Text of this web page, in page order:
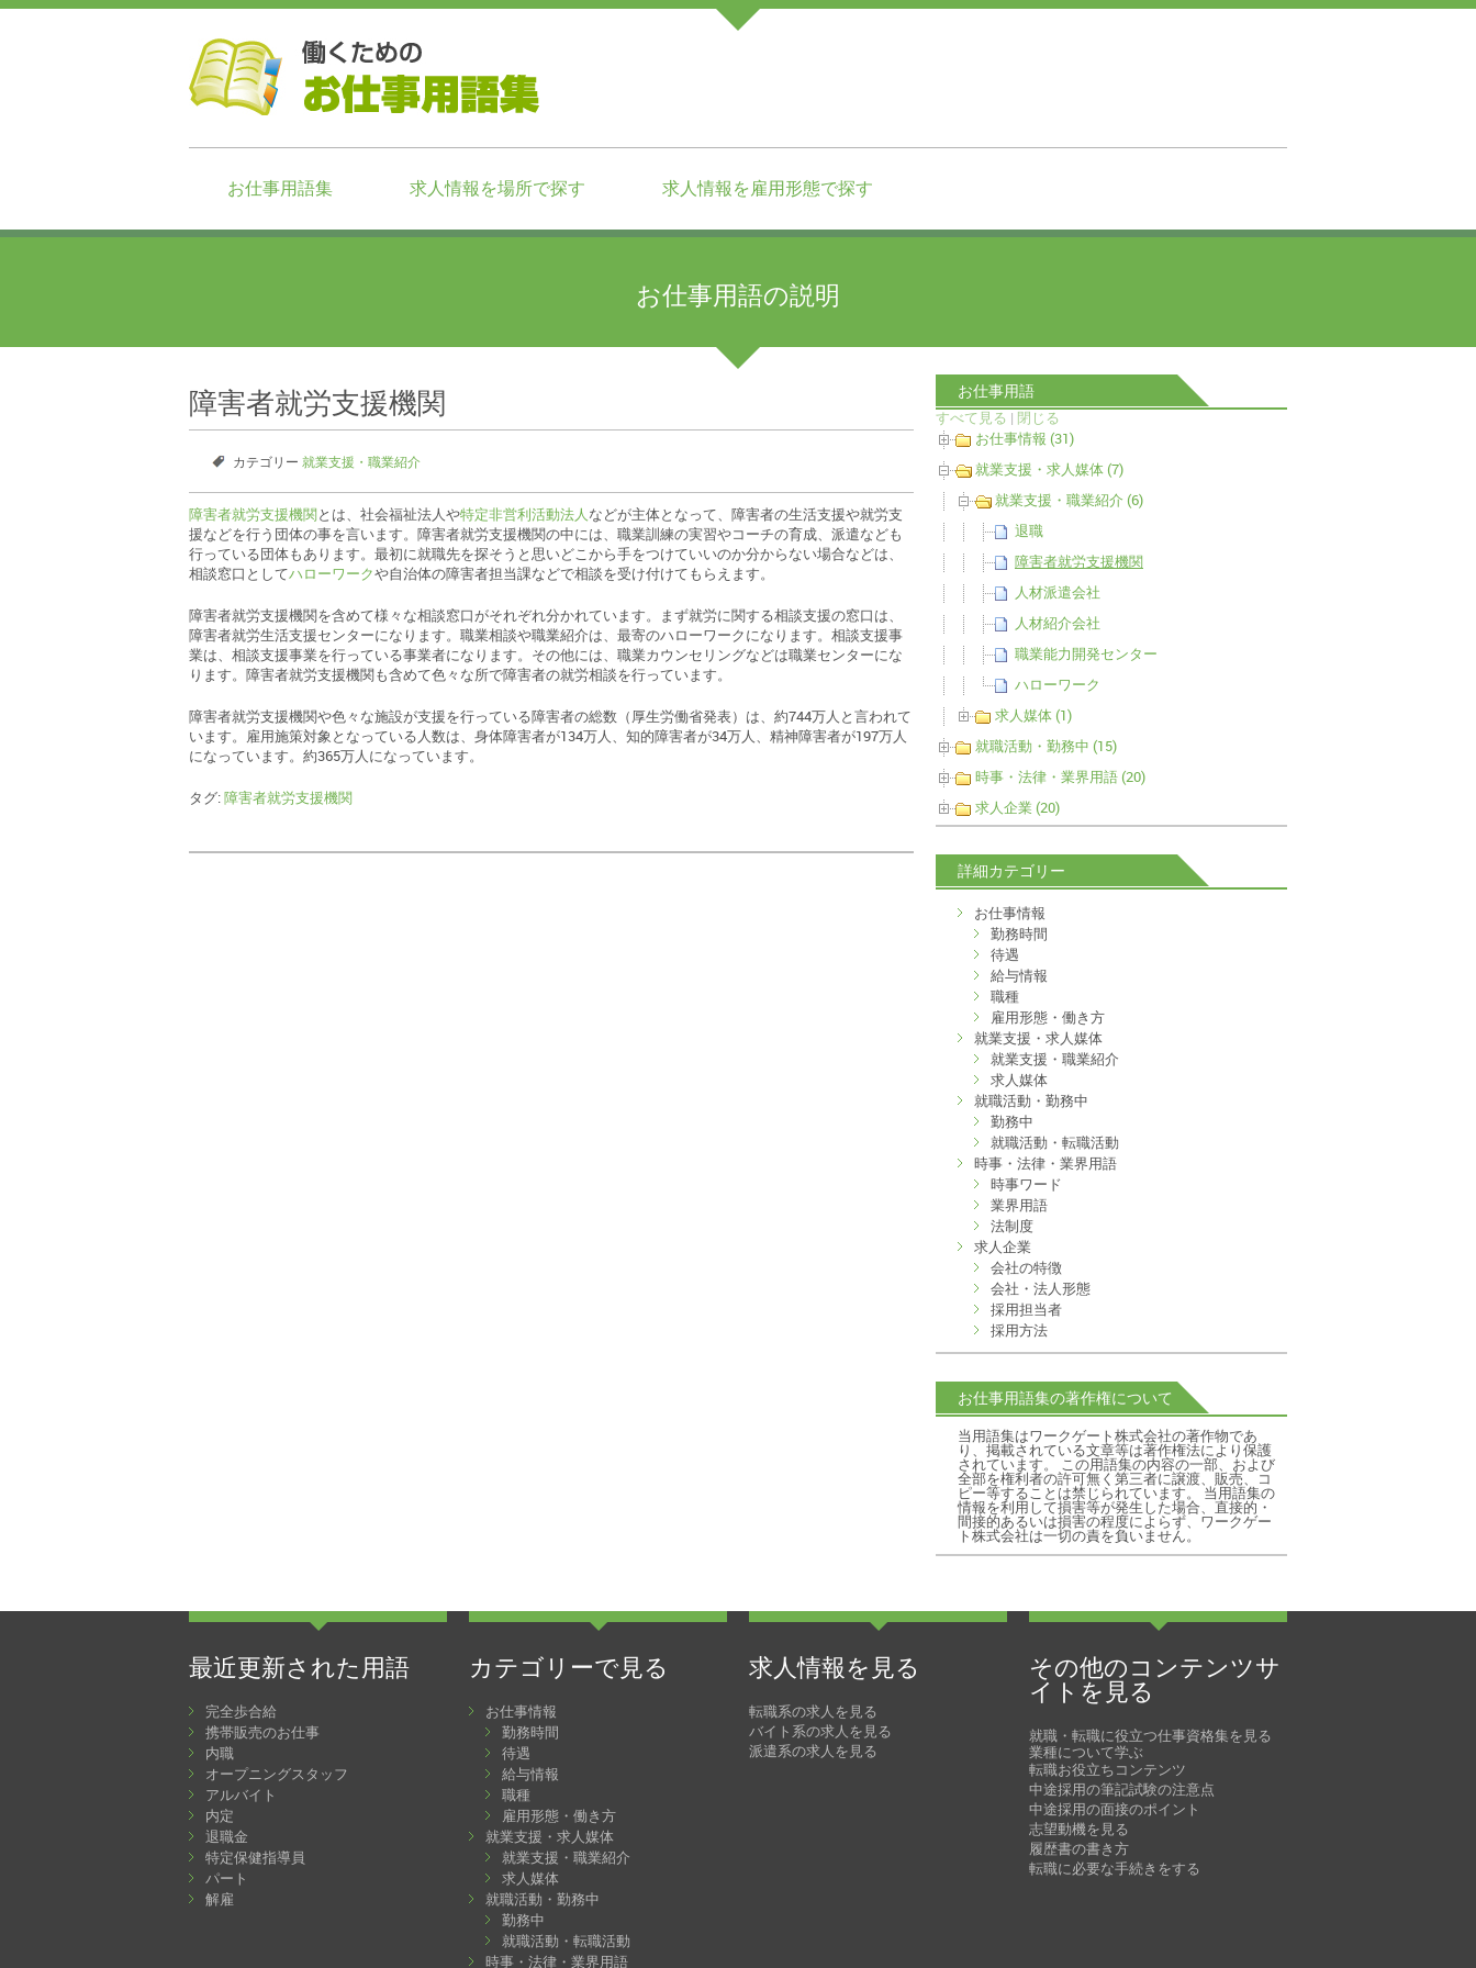
お仕事用語集 求人情報を場所で探す 求人情報を雇用形態で探す
お仕事用語の説明
障害者就労支援機関
カテゴリー 就業支援・職業紹介
障害者就労支援機関とは、社会福祉法人や特定非営利活動法人などが主体となって、障害者の生活支援や就労支
援などを行う団体の事を言います。障害者就労支援機関の中には、職業訓練の実習やコーチの育成、派遣なども
行っている団体もあります。最初に就職先を探そうと思いどこから手をつけていいのか分からない場合などは、
相談窓口としてハローワークや自治体の障害者担当課などで相談を受け付けてもらえます。
障害者就労支援機関を含めて様々な相談窓口がそれぞれ分かれています。まず就労に関する相談支援の窓口は、
障害者就労生活支援センターになります。職業相談や職業紹介は、最寄のハローワークになります。相談支援事
業は、相談支援事業を行っている事業者になります。その他には、職業カウンセリングなどは職業センターにな
ります。障害者就労支援機関も含めて色々な所で障害者の就労相談を行っています。
障害者就労支援機関や色々な施設が支援を行っている障害者の総数（厚生労働省発表）は、約744万人と言われて
います。雇用施策対象となっている人数は、身体障害者が134万人、知的障害者が34万人、精神障害者が197万人
になっています。約365万人になっています。
タグ:障害者就労支援機関
お仕事用語
すべて見る | 閉じる
お仕事情報 (31)
就業支援・求人媒体 (7)
就業支援・職業紹介 (6)
退職
障害者就労支援機関
人材派遣会社
人材紹介会社
職業能力開発センター
ハローワーク
求人媒体 (1)
就職活動・勤務中 (15)
時事・法律・業界用語 (20)
求人企業 (20)
詳細カテゴリー
お仕事情報
勤務時間
待遇
給与情報
職種
雇用形態・働き方
就業支援・求人媒体
就業支援・職業紹介
求人媒体
就職活動・勤務中
勤務中
就職活動・転職活動
時事・法律・業界用語
時事ワード
業界用語
法制度
求人企業
会社の特徴
会社・法人形態
採用担当者
採用方法
お仕事用語集の著作権について
当用語集はワークゲート株式会社の著作物であ
り、掲載されている文章等は著作権法により保護
されています。 この用語集の内容の一部、および
全部を権利者の許可無く第三者に譲渡、販売、コ
ピー等することは禁じられています。 当用語集の
情報を利用して損害等が発生した場合、直接的・
間接的あるいは損害の程度によらず、ワークゲー
ト株式会社は一切の責を負いません。
最近更新された用語
完全歩合給
携帯販売のお仕事
内職
オープニングスタッフ
アルバイト
内定
退職金
特定保健指導員
パート
解雇
カテゴリーで見る
お仕事情報
勤務時間
待遇
給与情報
職種
雇用形態・働き方
就業支援・求人媒体
就業支援・職業紹介
求人媒体
就職活動・勤務中
勤務中
就職活動・転職活動
時事・法律・業界用語
求人情報を見る
転職系の求人を見る
バイト系の求人を見る
派遣系の求人を見る
その他のコンテンツサ
イトを見る
就職・転職に役立つ仕事資格集を見る
業種について学ぶ
転職お役立ちコンテンツ
中途採用の筆記試験の注意点
中途採用の面接のポイント
志望動機を見る
履歴書の書き方
転職に必要な手続きをする